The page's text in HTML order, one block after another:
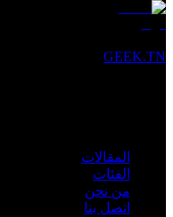
GEEK.TN
المقالات
الفئات
من نحن
اتصل بنا